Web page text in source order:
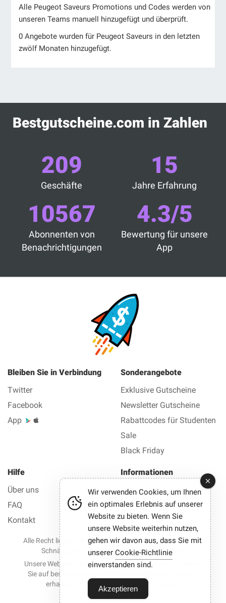
Alle Peugeot Saveurs Promotions und Codes werden von
unseren Teams manuell hinzugefügt und überprüft.
0 Angebote wurden für Peugeot Saveurs in den letzten
zwölf Monaten hinzugefügt.
Bestgutscheine.com in Zahlen
209
Geschäfte
15
Jahre Erfahrung
10567
Abonnenten von
Benachrichtigungen
4.3/5
Bewertung für unsere
App
Bleiben Sie in Verbindung
Twitter
Facebook
App
Sonderangebote
Exklusive Gutscheine
Newsletter Gutscheine
Rabattcodes für Studenten
Sale
Black Friday
Hilfe
Über uns
FAQ
Kontakt
Informationen
Impressum
Datenschutz AGB
Alle Recht liegen bei © 2012-2026 Best Gutscheine — Alle
Schnäppchen und Gutscheine mit einem Klick.
Unsere Website nimmt an Partnerprogrammen teil. Wenn
Sie auf bestimmte Links klicken und einen Kauf tätigen,
erhalten wir möglicherweise eine Provision.
Wir verwenden Cookies, um Ihnen
ein optimales Erlebnis auf unserer
Website zu bieten. Wenn Sie
unsere Website weiterhin nutzen,
gehen wir davon aus, dass Sie mit
unserer Cookie-Richtlinie
einverstanden sind.
Akzeptieren